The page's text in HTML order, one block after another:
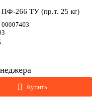
ПФ-266 ТУ (пр.т. 25 кг)
00007403
Купить